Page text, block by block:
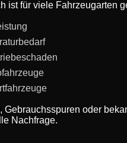
ist für viele Fahrzeugarten
oder
Nachfrage.